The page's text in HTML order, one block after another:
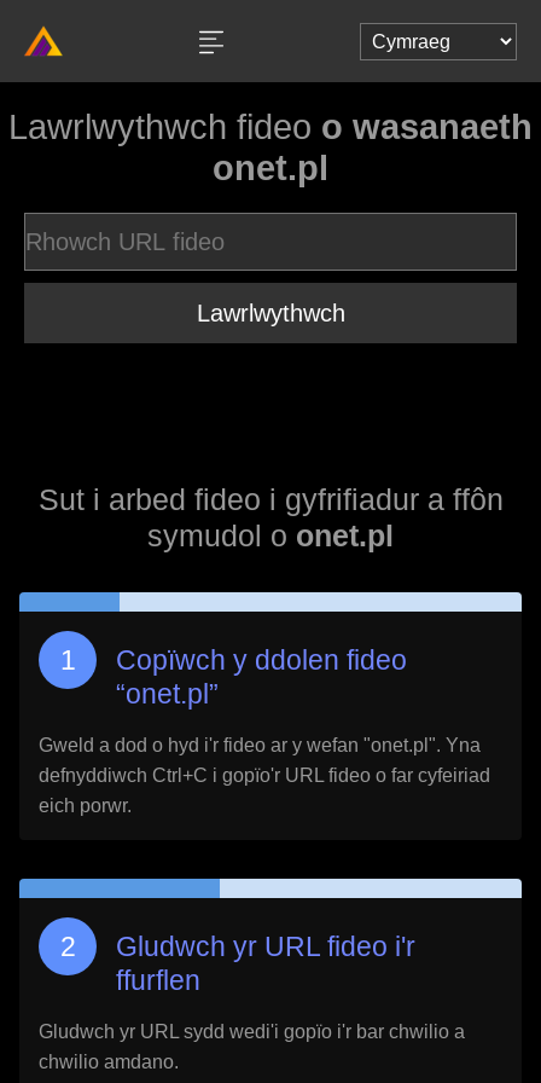
Lawrlwythwch fideo o wasanaeth
onet.pl
Lawrlwythwch
Sut i arbed fideo i gyfrifiadur a ffôn
symudol o onet.pl
Copïwch y ddolen fideo
“onet.pl”
Gweld a dod o hyd i'r fideo ar y wefan "onet.pl ". Yna
defnyddiwch Ctrl+C i gopïo'r URL fideo o far cyfeiriad
eich porwr.
Gludwch yr URL fideo i'r
ffurflen
Gludwch yr URL sydd wedi'i gopïo i'r bar chwilio a
chwilio amdano.